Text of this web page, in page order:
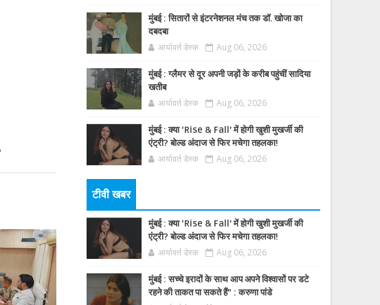
मुंबई : सितारों से इंटरनेशनल मंच तक डॉ. खोजा का
दबदबा
आर्यावर्त डेस्क Aug 06, 2026
मुंबई : ग्लैमर से दूर अपनी जड़ों के करीब पहुंचीं सादिया
खतीब
आर्यावर्त डेस्क Aug 06, 2026
मुंबई : क्या ‘Rise & Fall’ में होगी खुशी मुखर्जी की
एंट्री? बोल्ड अंदाज से फिर मचेगा तहलका!
आर्यावर्त डेस्क Aug 06, 2026
टीवी खबर
मुंबई : क्या ‘Rise & Fall’ में होगी खुशी मुखर्जी की
एंट्री? बोल्ड अंदाज से फिर मचेगा तहलका!
आर्यावर्त डेस्क Aug 06, 2026
मुंबई : सच्चे इरादों के साथ आप अपने विश्वासों पर डटे
रहने की ताकत पा सकते हैं” : करुणा पांडे